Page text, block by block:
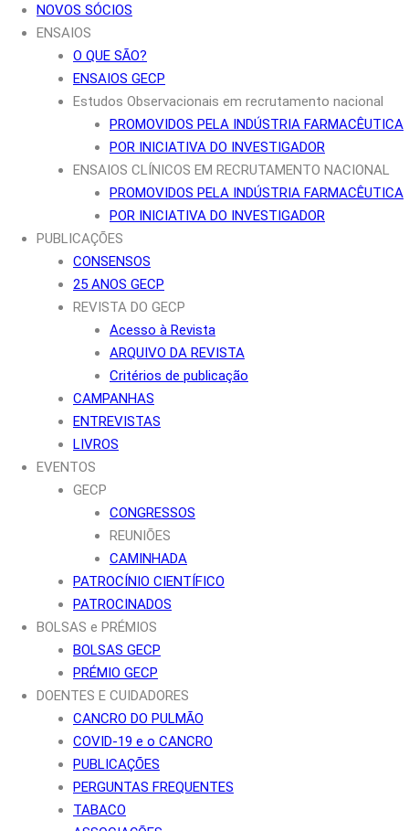
NOVOS SÓCIOS
ENSAIOS
O QUE SÃO?
ENSAIOS GECP
Estudos Observacionais em recrutamento nacional
PROMOVIDOS PELA INDÚSTRIA FARMACÊUTICA
POR INICIATIVA DO INVESTIGADOR
ENSAIOS CLÍNICOS EM RECRUTAMENTO NACIONAL
PROMOVIDOS PELA INDÚSTRIA FARMACÊUTICA
POR INICIATIVA DO INVESTIGADOR
PUBLICAÇÕES
CONSENSOS
25 ANOS GECP
REVISTA DO GECP
Acesso à Revista
ARQUIVO DA REVISTA
Critérios de publicação
CAMPANHAS
ENTREVISTAS
LIVROS
EVENTOS
GECP
CONGRESSOS
REUNIÕES
CAMINHADA
PATROCÍNIO CIENTÍFICO
PATROCINADOS
BOLSAS e PRÉMIOS
BOLSAS GECP
PRÉMIO GECP
DOENTES E CUIDADORES
CANCRO DO PULMÃO
COVID-19 e o CANCRO
PUBLICAÇÕES
PERGUNTAS FREQUENTES
TABACO